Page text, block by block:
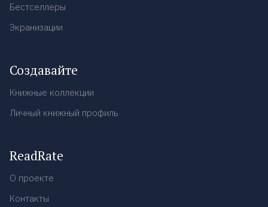
Бестселлеры
Экранизации
Создавайте
Книжные коллекции
Личный книжный профиль
ReadRate
О проекте
Контакты